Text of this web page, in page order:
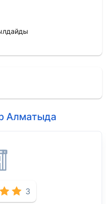
Алматыда
3